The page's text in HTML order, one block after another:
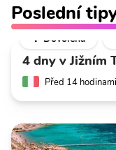
Poslední
🌴 Dovolená
4 dny v Jižním
Před 14 hodinami